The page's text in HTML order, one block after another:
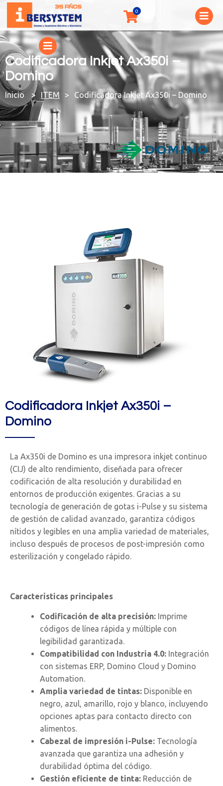
Codificadora Inkjet Ax350i –
Domino
You are here:ITEM Codificadora Inkjet Ax350i – Domino
Codificadora Inkjet Ax350i –
Domino
La Ax350i de Domino es una impresora inkjet continuo
(CIJ) de alto rendimiento, diseñada para ofrecer
codificación de alta resolución y durabilidad en
entornos de producción exigentes. Gracias a su
tecnología de generación de gotas i-Pulse y su sistema
de gestión de calidad avanzado, garantiza códigos
nítidos y legibles en una amplia variedad de materiales,
incluso después de procesos de post-impresión como
esterilización y congelado rápido.
Características principales
Codificación de alta precisión: Imprime
códigos de línea rápida y múltiple con
legibilidad garantizada.
Compatibilidad con Industria 4.0: Integración
con sistemas ERP, Domino Cloud y Domino
Automation.
Amplia variedad de tintas: Disponible en
negro, azul, amarillo, rojo y blanco, incluyendo
opciones aptas para contacto directo con
alimentos.
Cabezal de impresión i-Pulse: Tecnología
avanzada que garantiza una adhesión y
durabilidad óptima del código.
Gestión eficiente de tinta: Reducción de